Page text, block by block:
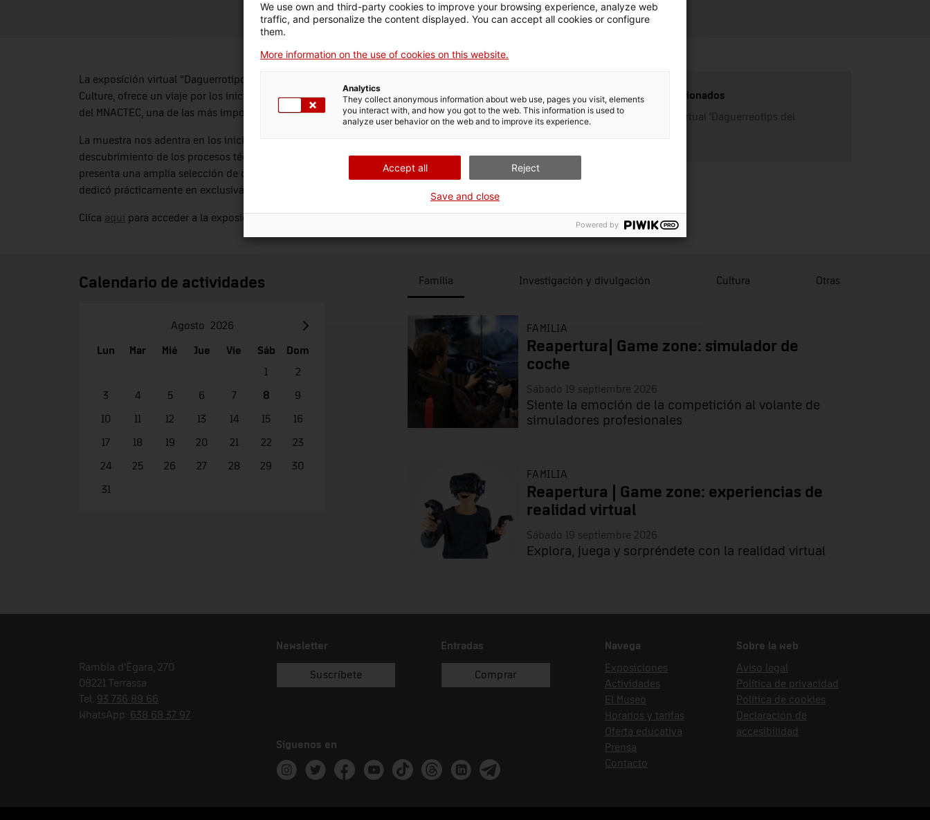
La exposición virtual "Daguerrotipos del MNACTEC", presentada a través de la plataforma Google Arts &
Culture, ofrece un viaje por los inicios de la fotografía de la mano de la colección Duran de daguerrotipos
del MNACTEC, una de las más importantes de España.
La muestra nos adentra en los inicios de la fotografía y en la técnica de los daguerrotipos, con el
descubrimiento de los procesos técnicos y sociales que acompañaban este procedimiento fotográfico. Se
presenta una amplia selección de daguerrotipos de la colección Duran para conocer esta técnica, que se
dedicó prácticamente en exclusiva al retrato burgués.
Clica aquí para acceder a la exposición virtual.
Enlaces relacionados
Exposición virtual 'Daguerreotips del
Calendario de actividades
Agosto 2026
Lun Mar Mié Jue Vie Sáb
Dom
1
2
3 4 5 6 7 8 9
10 11 12 13 14 15 16
17 18 19 20 21 22 23
24 25 26 27 28 29 30
31
Familia Investigación y divulgación Cultura Otras
FAMILIA
Reapertura| Game zone: simulador de
coche
Sábado 19 septiembre 2026
Siente la emoción de la competición al volante de
simuladores profesionales
FAMILIA
Reapertura | Game zone: experiencias de
realidad virtual
Sábado 19 septiembre 2026
Explora, juega y sorpréndete con la realidad virtual
Rambla d'Ègara, 270
08221 Terrassa
Tel. 93 736 89 66
WhatsApp: 638 68 37 97
Newsletter
Suscríbete
Entradas
Comprar
Síguenos en
Instagram
TwitterFacebookYoutubeTik TokThreadsLinkedinTelegram
Navega
Exposiciones
Actividades
El Museo
Horarios y tarifas
Oferta educativa
Prensa
Contacto
Sobre la web
Aviso legal
Política de privacidad
Política de cookies
Declaración de
accesibilidad
We use own and third-party cookies to improve your browsing experience, analyze web
traffic, and personalize the content displayed. You can accept all cookies or configure
them.
More information on the use of cookies on this website.
Analytics
They collect anonymous information about web use, pages you visit, elements
you interact with, and how you got to the web. This information is used to
analyze user behavior on the web and to improve its experience.
Accept all Reject
Save and close
Powered by